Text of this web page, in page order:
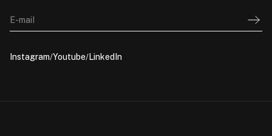
E-mail
Instagram Youtube LinkedIn